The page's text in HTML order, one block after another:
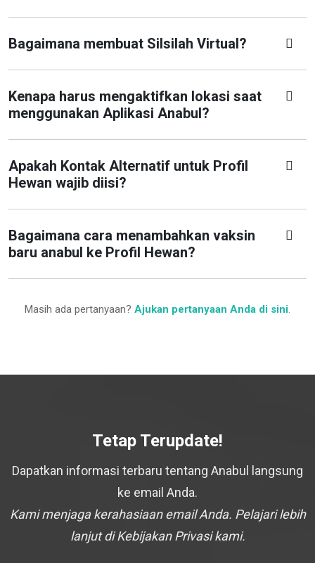
Bagaimana membuat Silsilah Virtual?
Kenapa harus mengaktifkan lokasi saat
menggunakan Aplikasi Anabul?
Apakah Kontak Alternatif untuk Profil
Hewan wajib diisi?
Bagaimana cara menambahkan vaksin
baru anabul ke Profil Hewan?
Masih ada pertanyaan? Ajukan pertanyaan Anda di sini.
Tetap Terupdate!
Dapatkan informasi terbaru tentang Anabul langsung
ke email Anda.
Kami menjaga kerahasiaan email Anda. Pelajari lebih
lanjut di Kebijakan Privasi kami.